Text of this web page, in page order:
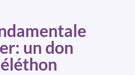
un don